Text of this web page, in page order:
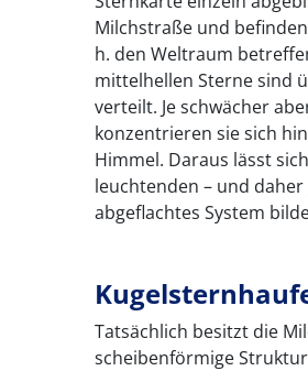
Milchstraße und
h. den Weltraum
mittelhellen Sterne sind
verteilt. Je schwächer
konzentrieren sie sich
Himmel. Daraus lässt
leuchtenden – und
abgeflachtes System
Tatsächlich besitzt die
scheibenförmige